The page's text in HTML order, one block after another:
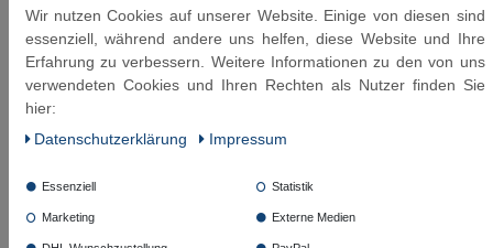
Diese Artikel könnten Sie auch interessieren:
Artikelpaket
Flachdichtung 2'' DN50 Fiberdichtung
Centellen HD 3822
Trinkwasserzulassung
ab 17,79 € *
| 3,56 € / Stück
Artikel anzeigen
Wir nutzen Cookies auf unserer Website. Einige von diesen sind
essenziell, während andere uns helfen, diese Website und Ihre
Erfahrung zu verbessern. Weitere Informationen zu den von uns
verwendeten Cookies und Ihren Rechten als Nutzer finden Sie
hier:
Daten­schutz­erklärung
Impressum
Essenziell Statistik
Marketing Externe Medien